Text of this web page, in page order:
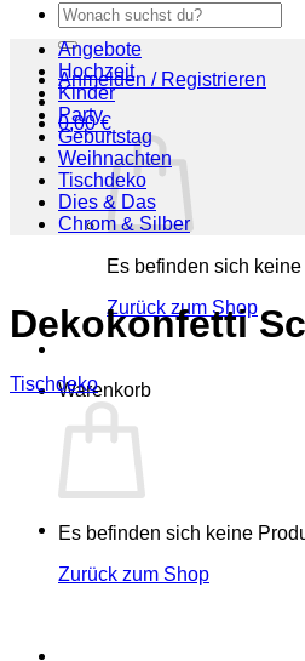
Suchen
nach:
Anmelden / Registrieren
0,00€
Es befinden sich
Zurück zum Shop
Warenkorb
Es befinden sich keine
Zurück zum Shop
Angebote
Hochzeit
Kinder
Party
Geburtstag
Weihnachten
Tischdeko
Dies & Das
Chrom & Silber
Dekokonfetti
Tischdeko